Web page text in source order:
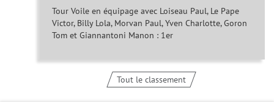
Tour Voile en équipage avec Loiseau Paul, Le Pape
Victor, Billy Lola, Morvan Paul, Yven Charlotte, Goron
Tom et Giannantoni Manon : 1er
Tout le classement